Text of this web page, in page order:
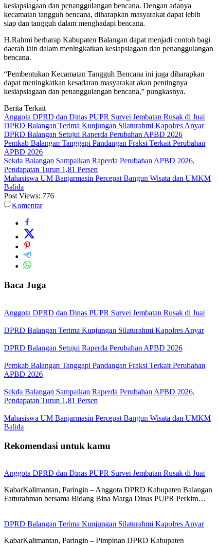
kesiapsiagaan dan penanggulangan bencana. Dengan adanya
kecamatan tangguh bencana, diharapkan masyarakat dapat lebih
siap dan tangguh dalam menghadapi bencana.
H.Rahmi berharap Kabupaten Balangan dapat menjadi contoh bagi
daerah lain dalam meningkatkan kesiapsiagaan dan penanggulangan
bencana.
“Pembentukan Kecamatan Tangguh Bencana ini juga diharapkan
dapat meningkatkan kesadaran masyarakat akan pentingnya
kesiapsiagaan dan penanggulangan bencana,” pungkasnya.
Berita Terkait
Anggota DPRD dan Dinas PUPR Survei Jembatan Rusak di Juai
DPRD Balangan Terima Kunjungan Silaturahmi Kapolres Anyar
DPRD Balangan Setujui Raperda Perubahan APBD 2026
Pemkab Balangan Tanggapi Pandangan Fraksi Terkait Perubahan
APBD 2026
Sekda Balangan Sampaikan Raperda Perubahan APBD 2026,
Pendapatan Turun 1,81 Persen
Mahasiswa UM Banjarmasin Percepat Bangun Wisata dan UMKM
Balida
Post Views: 776
Komentar
Baca Juga
Anggota DPRD dan Dinas PUPR Survei Jembatan Rusak di Juai
DPRD Balangan Terima Kunjungan Silaturahmi Kapolres Anyar
DPRD Balangan Setujui Raperda Perubahan APBD 2026
Pemkab Balangan Tanggapi Pandangan Fraksi Terkait Perubahan
APBD 2026
Sekda Balangan Sampaikan Raperda Perubahan APBD 2026,
Pendapatan Turun 1,81 Persen
Mahasiswa UM Banjarmasin Percepat Bangun Wisata dan UMKM
Balida
Rekomendasi untuk kamu
Anggota DPRD dan Dinas PUPR Survei Jembatan Rusak di Juai
KabarKalimantan, Paringin – Anggota DPRD Kabupaten Balangan
Fatturahman bersama Bidang Bina Marga Dinas PUPR Perkim…
DPRD Balangan Terima Kunjungan Silaturahmi Kapolres Anyar
KabarKalimantan, Paringin – Pimpinan DPRD Kabupaten